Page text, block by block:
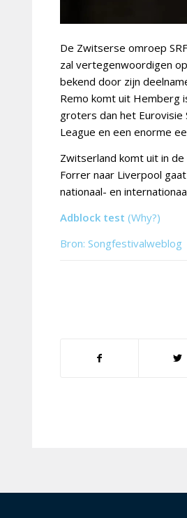
De Zwitserse omroep
zal vertegenwoordigen
bekend door zijn
Remo komt uit Hemberg
groters dan het Eurovisie
League en een enorme
Zwitserland komt uit in
Forrer naar Liverpool
nationaal- en
Adblock test (Why?)
Bron: Songfestivalweblog